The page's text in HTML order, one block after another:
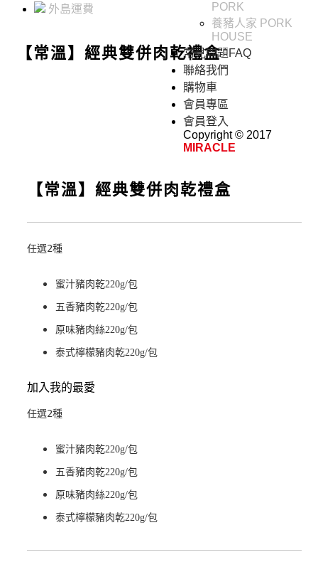
PORK
養豬人家 PORK
HOUSE
常見問題FAQ
聯絡我們
購物車
會員專區
會員登入
Copyright © 2017
MIRACLE
外島運費
【常溫】經典雙併肉乾禮盒
【常溫】經典雙併肉乾禮盒
任選2種
蜜汁豬肉乾220g/包
五香豬肉乾220g/包
原味豬肉絲220g/包
泰式檸檬豬肉乾220g/包
加入我的最愛
任選2種
蜜汁豬肉乾220g/包
五香豬肉乾220g/包
原味豬肉絲220g/包
泰式檸檬豬肉乾220g/包